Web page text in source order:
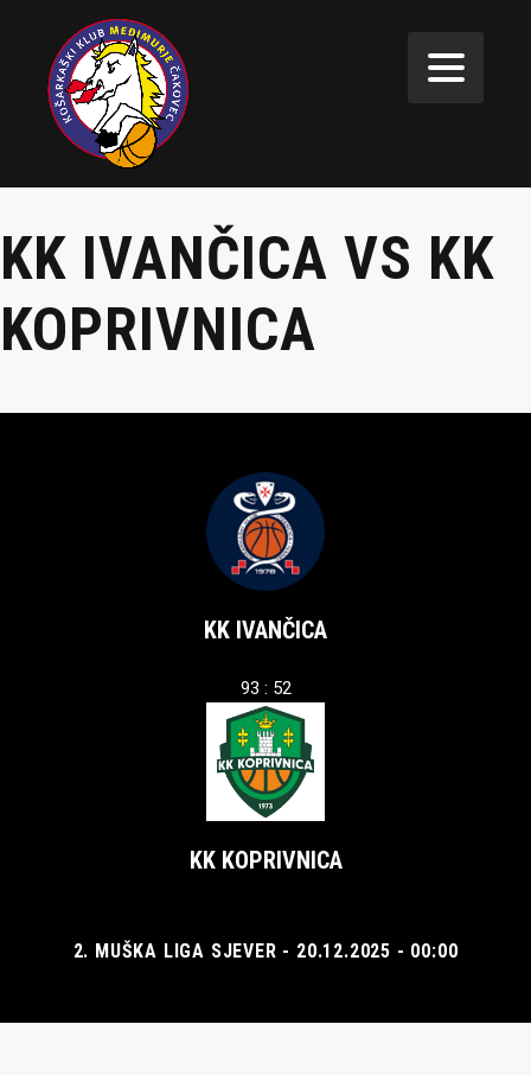
KK IVANČICA VS KK
KOPRIVNICA
KK IVANČICA
93 : 52
KK KOPRIVNICA
2. MUŠKA LIGA SJEVER - 20.12.2025 - 00:00